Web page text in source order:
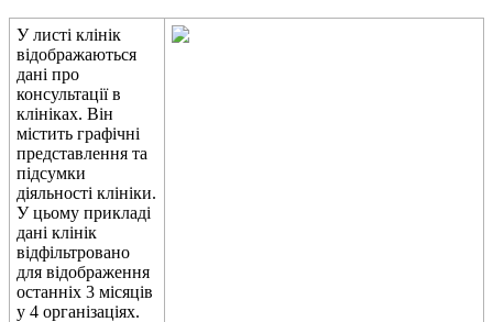
У листі клінік
відображаються
дані про
консультації в
клініках. Він
містить графічні
представлення та
підсумки
діяльності клініки.
У цьому прикладі
дані клінік
відфільтровано
для відображення
останніх 3 місяців
у 4 організаціях.